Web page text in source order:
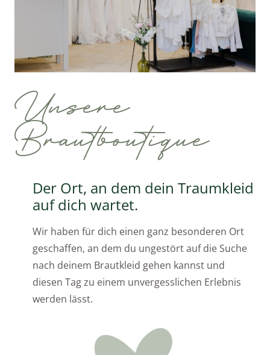
Unsere
Brautboutique
Der Ort, an dem dein Traumkleid
auf dich wartet.
Wir haben für dich einen ganz besonderen Ort
geschaffen, an dem du ungestört auf die Suche
nach deinem Brautkleid gehen kannst und
diesen Tag zu einem unvergesslichen Erlebnis
werden lässt.